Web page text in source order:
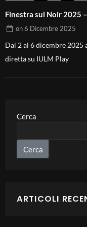
Finestra sul Noir 2025
on6 Dicembre 2025
Dal 2 al 6 dicembre 2025
diretta su IULM Play
Cerca
Cerca
ARTICOLI